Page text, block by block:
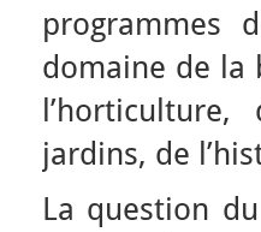
programmes
domaine de la
jardins, de
La question